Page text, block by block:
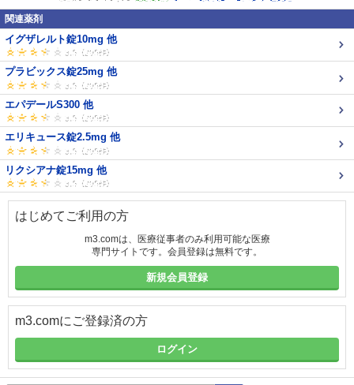
関連薬剤
イグザレルト錠10mg 他
プラビックス錠25mg 他
エパデールS300 他
エリキュース錠2.5mg 他
リクシアナ錠15mg 他
はじめてご利用の方
m3.comは、医療従事者のみ利用可能な医療
専門サイトです。会員登録は無料です。
新規会員登録
m3.comにご登録済の方
ログイン